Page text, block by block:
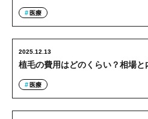
医療
植毛の費用はどのくらい？相場と
2025.12.13
医療